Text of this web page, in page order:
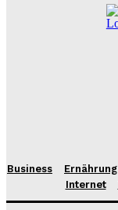
Business Ernährung
Internet